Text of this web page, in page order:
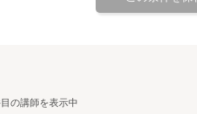
の講師を表示中